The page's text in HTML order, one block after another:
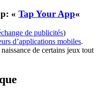
« Tap Your App«
de publicités)
d’applications mobiles.
de certains jeux tout